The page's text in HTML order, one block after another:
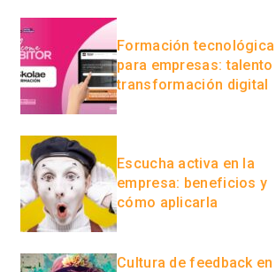
Formación tecnológica
para empresas: talento
transformación digital
Escucha activa en la
empresa: beneficios y
cómo aplicarla
Cultura de feedback en